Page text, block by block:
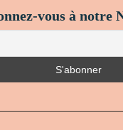
vous à notre